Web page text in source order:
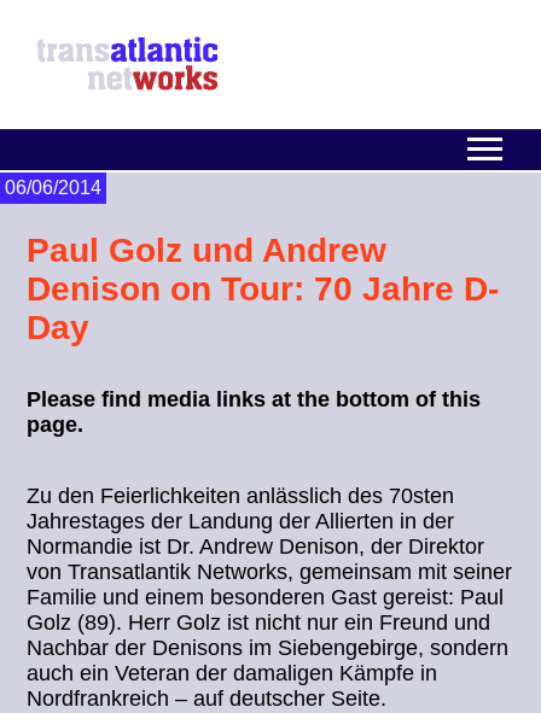
06/06/2014
Paul Golz und Andrew
Denison on Tour: 70 Jahre D-
Day
Please find media links at the bottom of this
page.
Zu den Feierlichkeiten anlässlich des 70sten
Jahrestages der Landung der Allierten in der
Normandie ist Dr. Andrew Denison, der Direktor
von Transatlantik Networks, gemeinsam mit seiner
Familie und einem besonderen Gast gereist: Paul
Golz (89). Herr Golz ist nicht nur ein Freund und
Nachbar der Denisons im Siebengebirge, sondern
auch ein Veteran der damaligen Kämpfe in
Nordfrankreich – auf deutscher Seite.